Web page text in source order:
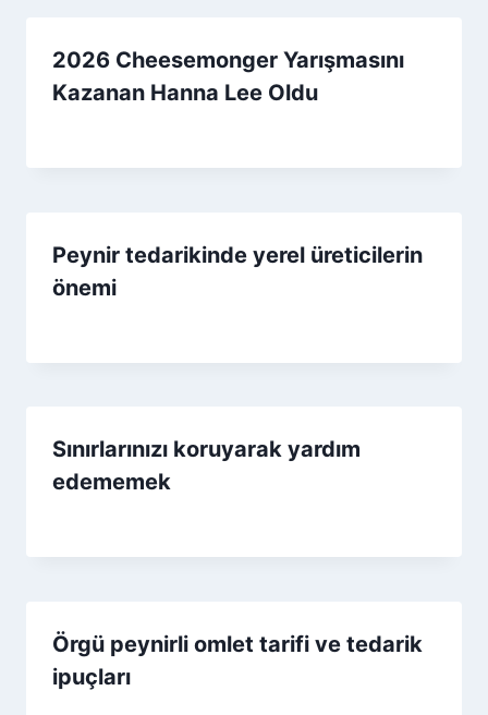
2026 Cheesemonger Yarışmasını
Kazanan Hanna Lee Oldu
Peynir tedarikinde yerel üreticilerin
önemi
Sınırlarınızı koruyarak yardım
edememek
Örgü peynirli omlet tarifi ve tedarik
ipuçları